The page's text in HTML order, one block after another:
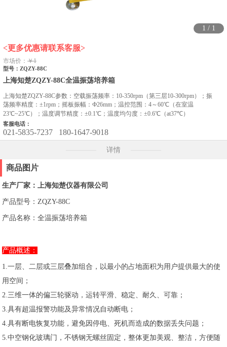
1 / 1
<更多优惠请联系客服>
市场价： ￥1
型号：ZQZY-88C
上海知楚ZQZY-88C全温振荡培养箱
上海知楚ZQZY-88C参数：空载振荡频率：10-350rpm（第三层10-300rpm）；振
荡频率精度：±1rpm；摇板振幅：Ф26mm；温控范围：4～60℃（在室温
23℃~25℃）；温度调节精度：±0.1℃；温度均匀度：±0.6℃（at37℃）
客服电话：
021-5835-7237 180-1647-9018
详情
商品图片
生产厂家：上海知楚仪器有限公司
产品型号：ZQZY-88C
产品名称：全温振荡培养箱
产品概述：
1.一层、二层或三层叠加组合，以最小的占地面积为用户提供最大的使
用空间；
2.三维一体的偏三轮驱动，运转平滑、稳定、耐久、可靠；
3.具有超温报警功能及异常情况自动断电；
4.具有断电恢复功能，避免因停电、死机而造成的数据丢失问题；
5.中空钢化玻璃门，不锈钢无螺丝固定，整体更加美观、整洁，方便随